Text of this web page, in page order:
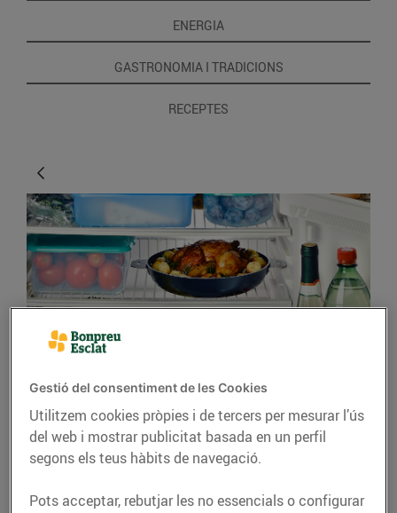
ENERGIA
GASTRONOMIA I TRADICIONS
RECEPTES
Consells per organitzar
la nevera
26/d’abril/2019
Gestió del consentiment de les Cookies
Utilitzem cookies pròpies i de tercers per mesurar l’ús
del web i mostrar publicitat basada en un perfil
segons els teus hàbits de navegació.
Pots acceptar, rebutjar les no essencials o configurar